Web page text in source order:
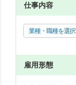
仕事内容
業種・職種を選択
雇用形態